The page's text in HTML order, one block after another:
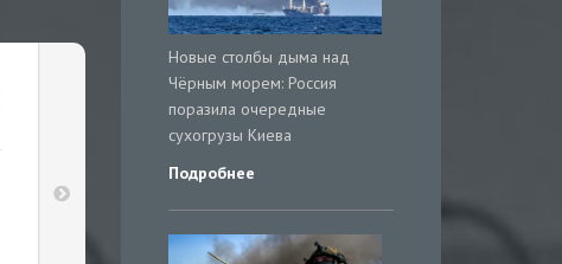
Новые столбы дыма над
Чёрным морем: Россия
поразила очередные
сухогрузы Киева
Подробнее